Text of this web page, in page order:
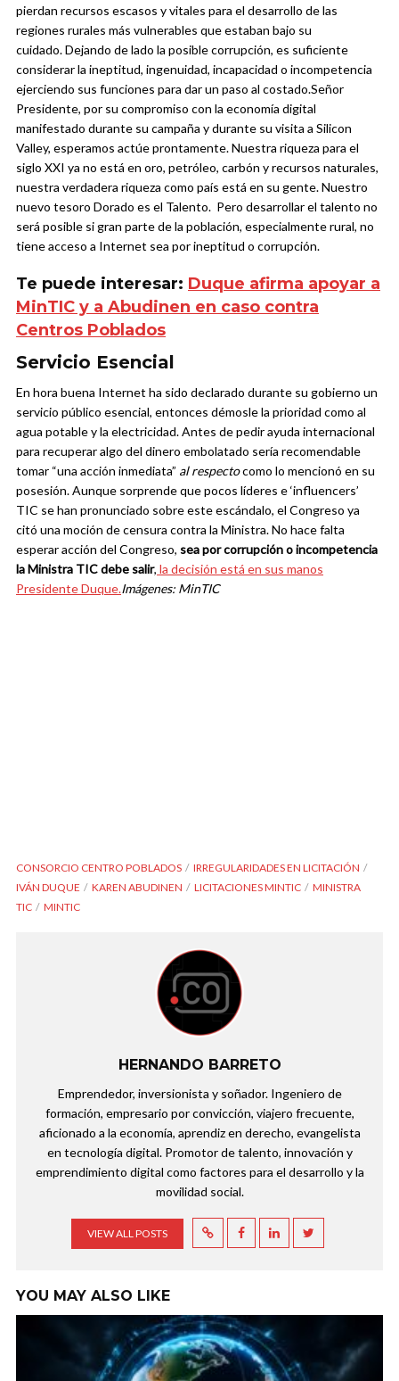
pierdan recursos escasos y vitales para el desarrollo de las
regiones rurales más vulnerables que estaban bajo su
cuidado.Dejando de lado la posible corrupción, es suficiente
considerar la ineptitud, ingenuidad, incapacidad o incompetencia
ejerciendo sus funciones para dar un paso al costado.Señor
Presidente, por su compromiso con la economía digital
manifestado durante su campaña y durante su visita a Silicon
Valley, esperamos actúe prontamente. Nuestra riqueza para el
siglo XXI ya no está en oro, petróleo, carbón y recursos naturales,
nuestra verdadera riqueza como país está en su gente.Nuestro
nuevo tesoro Dorado es el Talento. Pero desarrollar el talento no
será posible si gran parte de la población, especialmente rural, no
tiene acceso a Internet sea por ineptitud o corrupción.
Te puede interesar: Duque afirma apoyar a
MinTIC y a Abudinen en caso contra
Centros Poblados
Servicio Esencial
En hora buena Internet ha sido declarado durante su gobierno un
servicio público esencial, entonces démosle la prioridad como al
agua potable y la electricidad. Antes de pedir ayuda internacional
para recuperar algo del dinero embolatado sería recomendable
tomar “una acción inmediata” al respectocomo lo mencionó en su
posesión.Aunque sorprende que pocos líderes e ‘influencers’
TIC se han pronunciado sobre este escándalo, el Congreso ya
citó una moción de censura contra la Ministra. No hace falta
esperar acción del Congreso, sea por corrupción o incompetencia
la Ministra TIC debe salir, la decisión está en sus manos
Presidente Duque.Imágenes: MinTIC
CONSORCIO CENTRO POBLADOS
IRREGULARIDADES EN LICITACIÓN
IVÁN DUQUE
KAREN ABUDINEN LICITACIONES MINTIC
MINISTRA
TIC
MINTIC
HERNANDO BARRETO
Emprendedor, inversionista y soñador. Ingeniero de
formación, empresario por convicción, viajero frecuente,
aficionado a la economía, aprendiz en derecho, evangelista
en tecnología digital. Promotor de talento, innovación y
emprendimiento digital como factores para el desarrollo y la
movilidad social.
VIEW ALL POSTS
YOU MAY ALSO LIKE